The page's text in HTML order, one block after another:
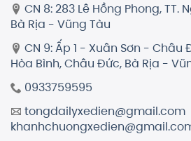
CN 8: 283 Lê Hồng Phong, TT.
Bà Rịa - Vũng Tàu
CN 9: Ấp 1 - Xuân Sơn -
Hòa Bình, Châu Đức, Bà Rịa -
0933759595
tongdailyxedien@gmail.com